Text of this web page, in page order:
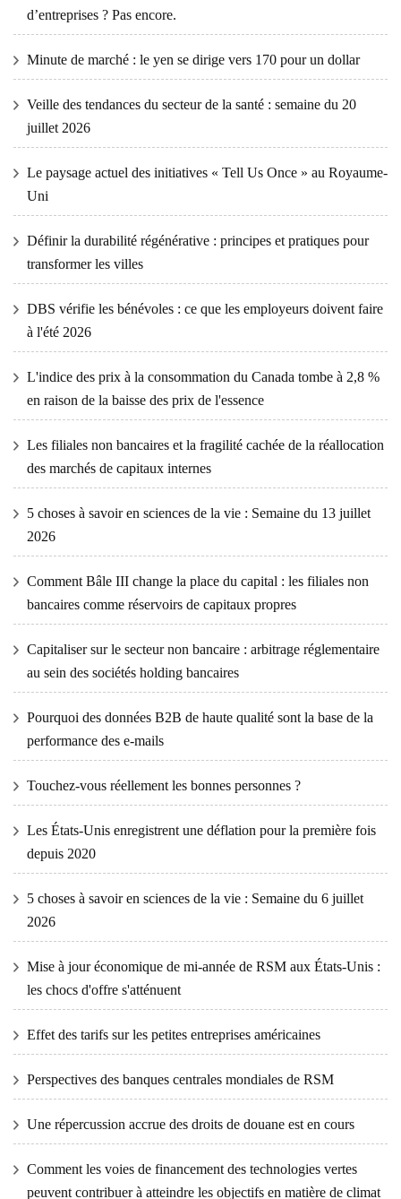
d’entreprises ? Pas encore.
Minute de marché : le yen se dirige vers 170 pour un dollar
Veille des tendances du secteur de la santé : semaine du 20
juillet 2026
Le paysage actuel des initiatives « Tell Us Once » au Royaume-
Uni
Définir la durabilité régénérative : principes et pratiques pour
transformer les villes
DBS vérifie les bénévoles : ce que les employeurs doivent faire
à l'été 2026
L'indice des prix à la consommation du Canada tombe à 2,8 %
en raison de la baisse des prix de l'essence
Les filiales non bancaires et la fragilité cachée de la réallocation
des marchés de capitaux internes
5 choses à savoir en sciences de la vie : Semaine du 13 juillet
2026
Comment Bâle III change la place du capital : les filiales non
bancaires comme réservoirs de capitaux propres
Capitaliser sur le secteur non bancaire : arbitrage réglementaire
au sein des sociétés holding bancaires
Pourquoi des données B2B de haute qualité sont la base de la
performance des e-mails
Touchez-vous réellement les bonnes personnes ?
Les États-Unis enregistrent une déflation pour la première fois
depuis 2020
5 choses à savoir en sciences de la vie : Semaine du 6 juillet
2026
Mise à jour économique de mi-année de RSM aux États-Unis :
les chocs d'offre s'atténuent
Effet des tarifs sur les petites entreprises américaines
Perspectives des banques centrales mondiales de RSM
Une répercussion accrue des droits de douane est en cours
Comment les voies de financement des technologies vertes
peuvent contribuer à atteindre les objectifs en matière de climat